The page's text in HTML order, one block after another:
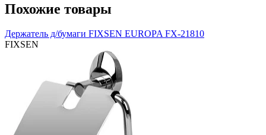
Похожие товары
Держатель д/бумаги FIXSEN EUROPA FX-21810
FIXSEN